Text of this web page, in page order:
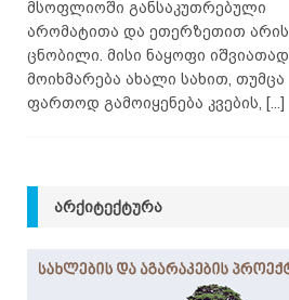
მსოფლიოში განსაკუთრებული
არომატითა და ეთერზეთით არის
ცნობილი. მისი ნაყოფი იშვიათად
მოიხმარება ახალი სახით, თუმცა
ფართოდ გამოიყენება კვების,
[...]
ᲐᲠᲥᲘᲢᲔᲥᲢᲣᲠᲐ